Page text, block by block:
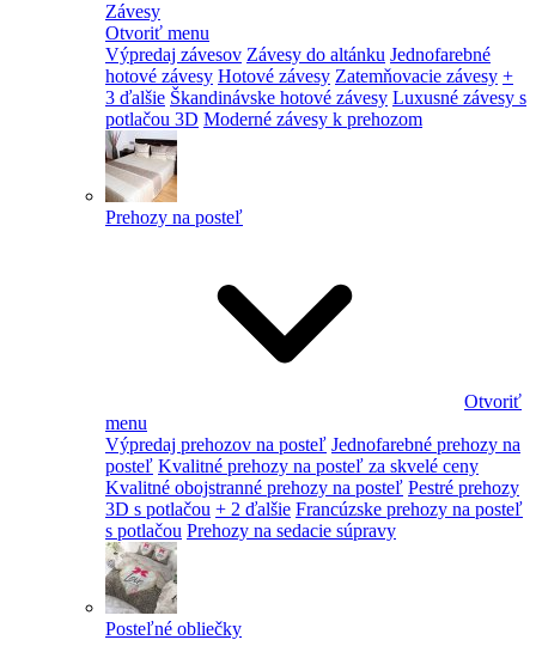
Závesy
Otvoriť menu
Výpredaj závesov Závesy do altánku Jednofarebné
hotové závesy Hotové závesy Zatemňovacie závesy +
3 ďalšie Škandinávske hotové závesy Luxusné závesy s
potlačou 3D Moderné závesy k prehozom
Prehozy na posteľ
Otvoriť
menu
Výpredaj prehozov na posteľ Jednofarebné prehozy na
posteľ Kvalitné prehozy na posteľ za skvelé ceny
Kvalitné obojstranné prehozy na posteľ Pestré prehozy
3D s potlačou + 2 ďalšie Francúzske prehozy na posteľ
s potlačou Prehozy na sedacie súpravy
Posteľné obliečky